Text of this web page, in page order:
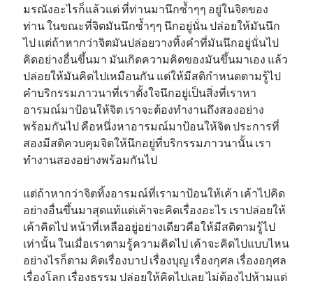
มรณังอะไรก็แล้วแต่ ที่ท่านมานึกซ้ำๆๆ อยู่ในจิตของ
ท่าน ในขณะที่จิตมันนึกซ้ำๆๆ นึกอยู่นั่น ปล่อยให้มันนึก
ไป แต่ถ้าหากว่าจิตมันปล่อยวางทิ้งคำที่มันนึกอยู่นั่นไป
คิดอย่างอื่นขึ้นมา มันเกิดความคิดของมันขึ้นมาเอง แล้ว
ปล่อยให้มันคิดไปเหมือนกัน แต่ให้มีสติกำหนดตามรู้ไป
คำบริกรรมภาวนาที่เราตั้งใจนึกอยู่เป็นสิ่งที่เราหา
อารมณ์มาป้อนให้จิต เราจะต้องทำงานถึงสองอย่าง
พร้อมกันไป คือหนึ่งหาอารมณ์มาป้อนให้จิต ประการที่
สองมีสติควบคุมจิตให้นึกอยู่ที่บริกรรมภาวนานั้น เรา
ทำงานสองอย่างพร้อมกันไป
แต่ถ้าหากว่าจิตทิ้งอารมณ์ที่เรามาป้อนให้เค้า เค้าไปคิด
อย่างอื่นขึ้นมาสุดแท้แต่เค้าจะคิดเรื่องอะไร เราปล่อยให้
เค้าคิดไป หน้าที่เหลืออยู่อย่างเดียวคือให้มีสติตามรู้ไป
เท่านั้น ในเมื่อเราตามรู้ความคิดไป เค้าจะคิดไปแบบไหน
อย่างไรก็ตาม คิดเรื่องบาป เรื่องบุญ เรื่องกุศล เรื่องอกุศล
เรื่องโลก เรื่องธรรม ปล่อยให้คิดไปเลย ไม่ต้องไปห้ามแต่